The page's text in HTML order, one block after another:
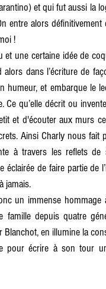
et qui fut aussi la
entre alors
!
une certaine idée de
alors dans l’écriture de
humeur, et embarque le
Ce qu’elle décrit ou
et d'écouter aux murs
Ainsi Charly nous fait
à travers les reflets de
éclairée de faire partie de
jamais.
un immense hommage
famille depuis quatre
en illumine la
pour écrire à son tour